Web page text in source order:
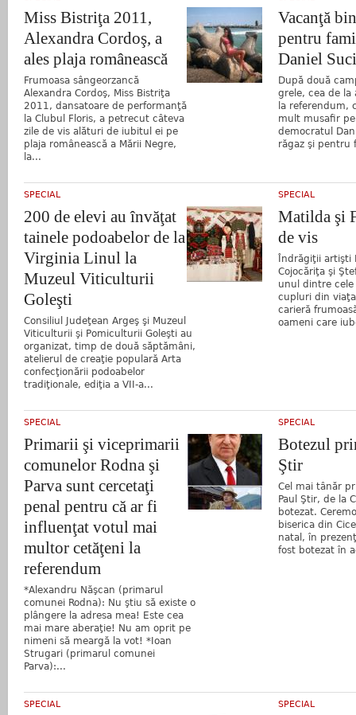
Miss Bistriţa 2011,
Alexandra Cordoş, a
ales plaja românească
Frumoasa sângeorzancă
Alexandra Cordoş, Miss Bistriţa
2011, dansatoare de performanţă
la Clubul Floris, a petrecut câteva
zile de vis alături de iubitul ei pe
plaja românească a Mării Negre,
la...
Vacanţă
pentru
Daniel
După două
grele, cea de la
la referendum,
mult musafir pe
democratul
răgaz şi pentru
SPECIAL
200 de elevi au învăţat
tainele podoabelor de la
Virginia Linul la
Muzeul Viticulturii
Goleşti
Consiliul Judeţean Argeş şi Muzeul
Viticulturii şi Pomiculturii Goleşti au
organizat, timp de două săptămâni,
atelierul de creaţie populară Arta
confecţionării podoabelor
tradiţionale, ediţia a VII-a...
SPECIAL
Matilda şi
de vis
Îndrăgiţii artişti
Cojocăriţa şi
unul dintre
cupluri din
carieră
oameni care
SPECIAL
Primarii şi viceprimarii
comunelor Rodna şi
Parva sunt cercetaţi
penal pentru că ar fi
influenţat votul mai
multor cetăţeni la
referendum
*Alexandru Năşcan (primarul
comunei Rodna): Nu ştiu să existe o
plângere la adresa mea! Este cea
mai mare aberaţie! Nu am oprit pe
nimeni să meargă la vot! *Ioan
Strugari (primarul comunei
Parva):...
SPECIAL
Botezul
Ştir
Cel mai tânăr
Paul Ştir, de la
botezat.
biserica din
natal, în
fost botezat în
SPECIAL SPECIAL